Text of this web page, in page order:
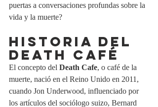
puertas a conversaciones profundas sobre la
vida y la muerte?
HISTORIA DEL
DEATH CAFÉ
El concepto del Death Cafe, o café de la
muerte, nació en el Reino Unido en 2011,
cuando Jon Underwood, influenciado por
los artículos del sociólogo suizo, Bernard